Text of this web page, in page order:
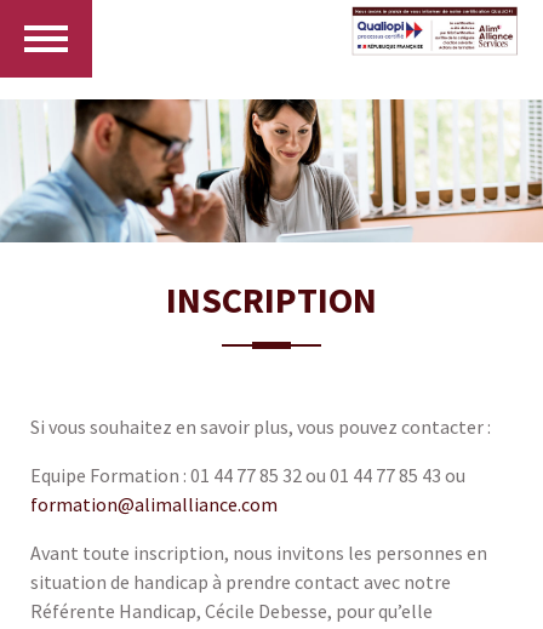
INSCRIPTION
Si vous souhaitez en savoir plus, vous pouvez contacter :
Equipe Formation : 01 44 77 85 32 ou 01 44 77 85 43 ou
formation@alimalliance.com
Avant toute inscription, nous invitons les personnes en
situation de handicap à prendre contact avec notre
Référente Handicap, Cécile Debesse, pour qu’elle